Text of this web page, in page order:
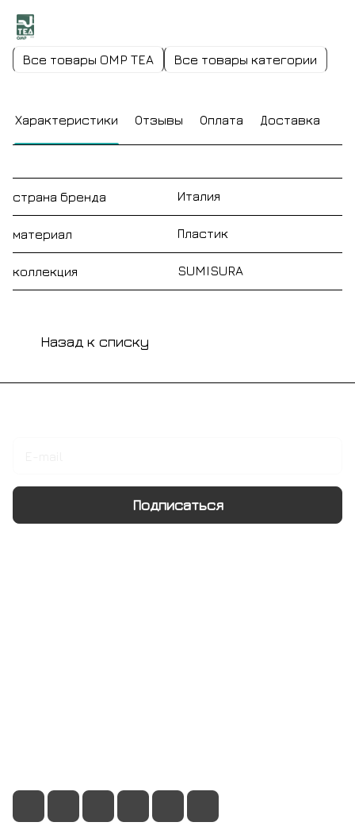
Все товары OMP TEA Все товары категории
Характеристики Отзывы Оплата Доставка
страна бренда Италия
материал Пластик
коллекция SUMISURA
Назад к списку
Подписаться